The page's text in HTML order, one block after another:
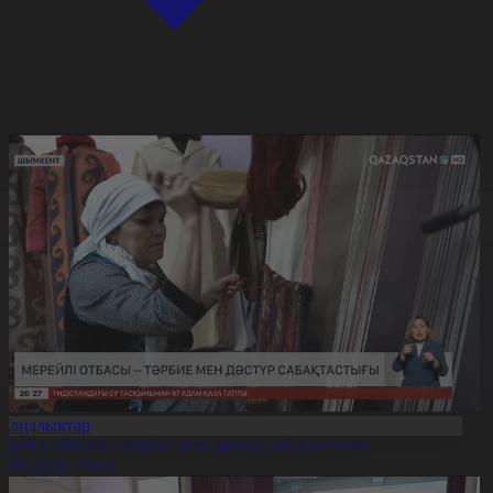
отбасы – тәрбие мен дәстүр сабақтастығы
20:19